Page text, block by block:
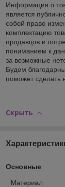
Информация о
является
собой право
комплектацию
продавцов и
пониманием к
за возможные
Будем
поможет сделать
Скрыть
Основные
Материал